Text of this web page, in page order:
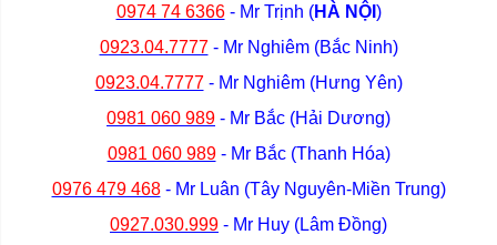
0974 74 6366- Mr Trịnh (HÀ NỘI )
0923.04.7777- Mr Nghiêm (Bắc Ninh)
0923.04.7777- Mr Nghiêm (Hưng Yên)
0981 060 989 - Mr Bắc (Hải Dương)
0981 060 989- Mr Bắc (Thanh Hóa)
0976 479 468- Mr Luân (Tây Nguyên-Miền Trung)
0927.030.999 - Mr Huy (Lâm Đồng)